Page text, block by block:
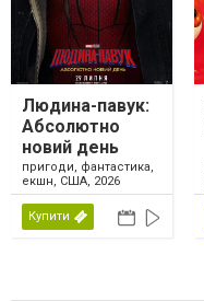
Людина-павук:
Абсолютно
новий день
пригоди, фантастика,
екшн, США, 2026
Купити